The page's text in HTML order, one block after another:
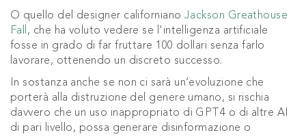
O quello del designer californiano Jackson Greathouse
Fall , che ha voluto vedere se l'intelligenza artificiale
fosse in grado di far fruttare 100 dollari senza farlo
lavorare, ottenendo un discreto successo.
In sostanza anche se non ci sarà un’evoluzione che
porterà alla distruzione del genere umano, si rischia
davvero che un uso inappropriato di GPT4 o di altre AI
di pari livello, possa generare disinformazione o